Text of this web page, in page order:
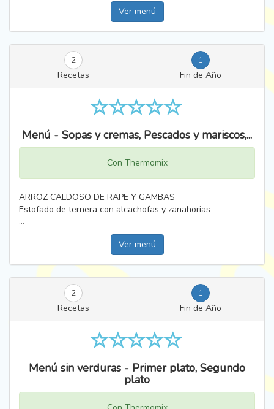
Ver menú
2 1
Recetas Fin de Año
Menú - Sopas y cremas, Pescados y mariscos,...
Con Thermomix
ARROZ CALDOSO DE RAPE Y GAMBAS
Estofado de ternera con alcachofas y zanahorias
...
Ver menú
2 1
Recetas Fin de Año
Menú sin verduras - Primer plato, Segundo
plato